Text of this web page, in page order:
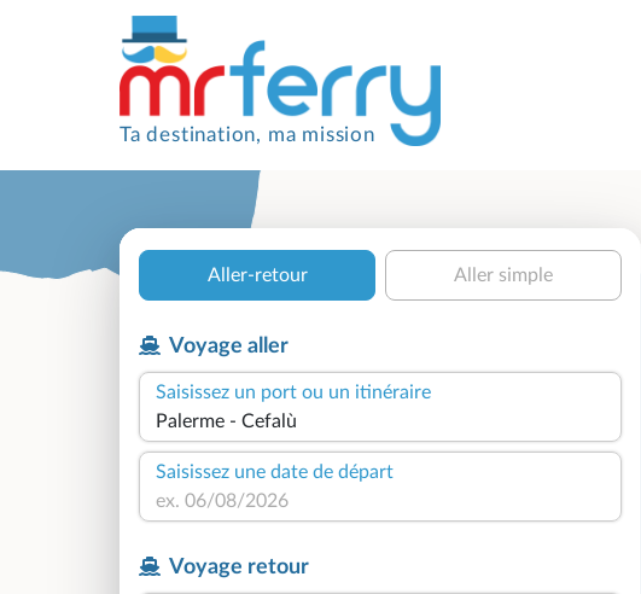
Ta destination, ma mission
Aller-retour Aller simple
Voyage aller
Saisissez un port ou un itinéraire
Saisissez une date de départ
Voyage retour